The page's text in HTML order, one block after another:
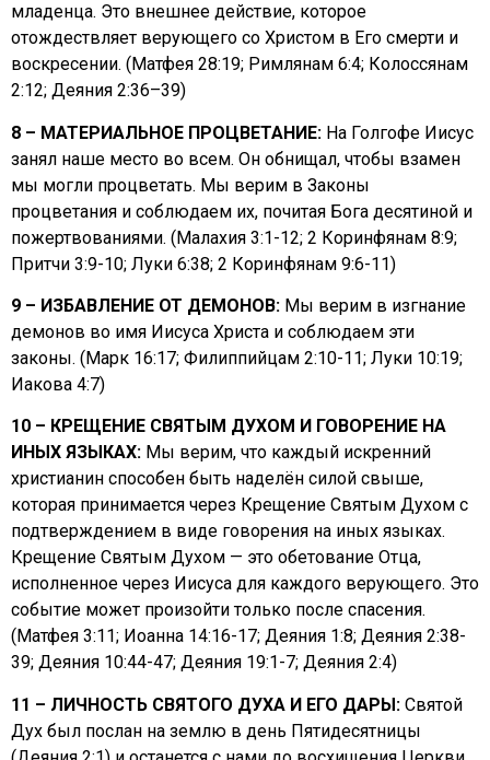
младенца. Это внешнее действие, которое
отождествляет верующего со Христом в Его смерти и
воскресении. (Матфея 28:19; Римлянам 6:4; Колоссянам
2:12; Деяния 2:36–39)
8 – МАТЕРИАЛЬНОЕ ПРОЦВЕТАНИЕ: На Голгофе Иисус
занял наше место во всем. Он обнищал, чтобы взамен
мы могли процветать. Мы верим в Законы
процветания и соблюдаем их, почитая Бога десятиной и
пожертвованиями. (Малахия 3:1-12; 2 Коринфянам 8:9;
Притчи 3:9-10; Луки 6:38; 2 Коринфянам 9:6-11)
9 – ИЗБАВЛЕНИЕ ОТ ДЕМОНОВ: Мы верим в изгнание
демонов во имя Иисуса Христа и соблюдаем эти
законы. (Марк 16:17; Филиппийцам 2:10-11; Луки 10:19;
Иакова 4:7)
10 – КРЕЩЕНИЕ СВЯТЫМ ДУХОМ И ГОВОРЕНИЕ НА
ИНЫХ ЯЗЫКАХ: Мы верим, что каждый искренний
христианин способен быть наделён силой свыше,
которая принимается через Крещение Святым Духом с
подтверждением в виде говорения на иных языках.
Крещение Святым Духом — это обетование Отца,
исполненное через Иисуса для каждого верующего. Это
событие может произойти только после спасения.
(Матфея 3:11; Иоанна 14:16-17; Деяния 1:8; Деяния 2:38-
39; Деяния 10:44-47; Деяния 19:1-7; Деяния 2:4)
11 – ЛИЧНОСТЬ СВЯТОГО ДУХА И ЕГО ДАРЫ: Святой
Дух был послан на землю в день Пятидесятницы